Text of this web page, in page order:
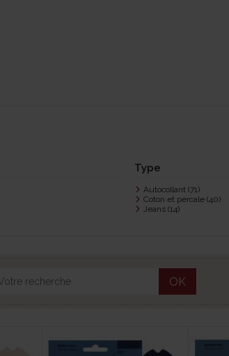
Type
Autocollant (71)
Coton et percale (40)
Jeans (14)
OK